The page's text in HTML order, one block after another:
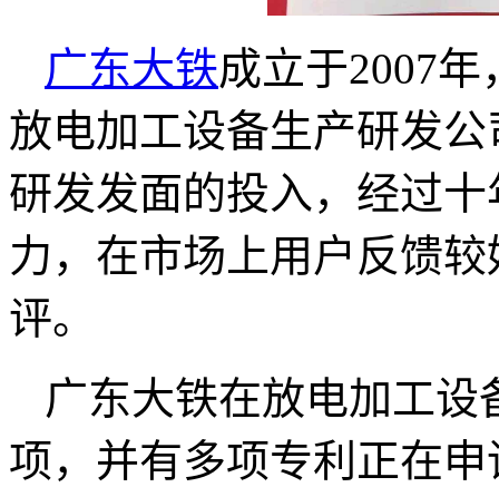
广东大铁成立于2007
放电加工设备生产研发
研发发面的投入，经过
力，在市场上用户反馈
评。
广东大铁在放电加工设
项，并有多项专利正在申